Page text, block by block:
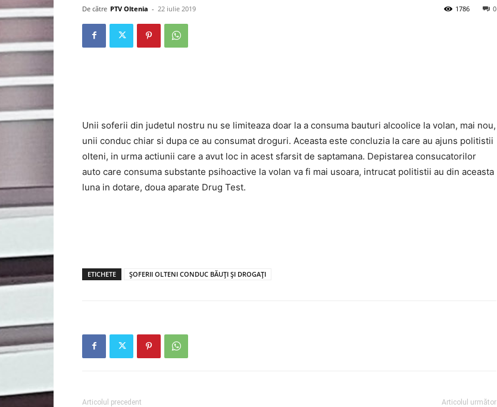
De către PTV Oltenia - 22 iulie 2019 0
1786
Unii soferii din judetul nostru nu se limiteaza doar la a consuma bauturi alcoolice la volan, mai nou,
unii conduc chiar si dupa ce au consumat droguri. Aceasta este concluzia la care au ajuns politistii
olteni, in urma actiunii care a avut loc in acest sfarsit de saptamana. Depistarea consucatorilor
auto care consuma substante psihoactive la volan va fi mai usoara, intrucat politistii au din aceasta
luna in dotare, doua aparate Drug Test.
ETICHETE ȘOFERII OLTENI CONDUC BĂUȚI ȘI DROGAȚI
Articolul precedent Articolul următor